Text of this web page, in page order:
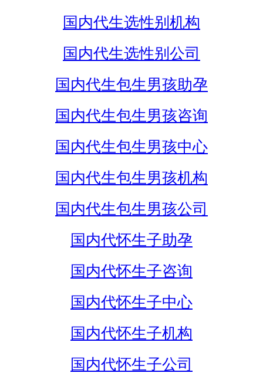
国内代生选性别机构
国内代生选性别公司
国内代生包生男孩助孕
国内代生包生男孩咨询
国内代生包生男孩中心
国内代生包生男孩机构
国内代生包生男孩公司
国内代怀生子助孕
国内代怀生子咨询
国内代怀生子中心
国内代怀生子机构
国内代怀生子公司